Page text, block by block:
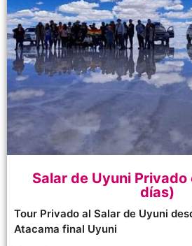
Salar de Uyuni
días)
Tour Privado al Salar de Uyuni
Atacama final Uyuni